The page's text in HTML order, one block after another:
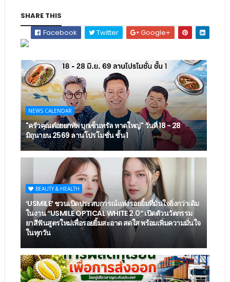
SHARE THIS
Facebook
Twitter Google+
NEWS CALENDAR
"ครัวคุณต๋อยยกทัพ บุกเซ็นทรัล หาดใหญ่" วันที่ 18 - 28
มิถุนายน 2569 ลานโปรโมชั่น ชั้น 1
BEAUTY & HEALTH
‘USMILE’ ชวนเปิดประสบการณ์แห่งรอยยิ้มที่มั่นใจยิ่งกว่าเดิม
ในงาน “USMILE OPTICAL WHITE 2.0” เปิดตัวนวัตกรรม
ยาสีฟันสูตรใหม่เพื่อรอยยิ้มสะอาด สดใส พร้อมเพิ่มความมั่นใจ
ในทุกวัน